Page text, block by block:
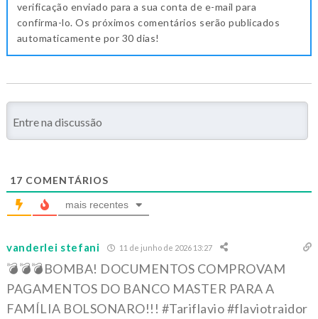
verificação enviado para a sua conta de e-mail para
confirma-lo. Os próximos comentários serão publicados
automaticamente por 30 dias!
17 COMENTÁRIOS
mais recentes
vanderlei stefani 11 de junho de 2026 13:27
💣💣💣BOMBA! DOCUMENTOS COMPROVAM
PAGAMENTOS DO BANCO MASTER PARA A
FAMÍLIA BOLSONARO!!! #Tariflavio #flaviotraidor